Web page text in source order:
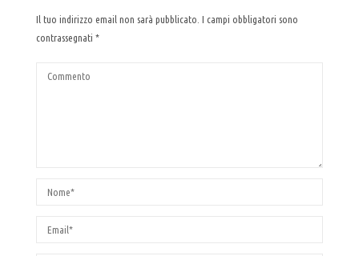
Il tuo indirizzo email non sarà pubblicato. I campi obbligatori sono
contrassegnati *